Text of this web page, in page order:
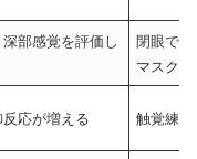
部感覚を評価し
閉眼で
マスク
応が増える 触覚練